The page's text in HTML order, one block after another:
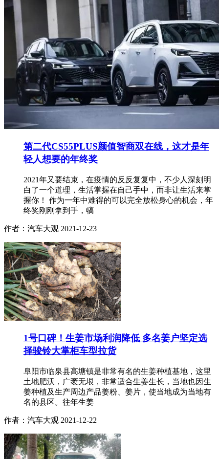
第二代CS55PLUS颜值智商双在线，这才是年
轻人想要的年终奖
2021年又要结束，在疫情的反反复复中，不少人深刻明
白了一个道理，生活掌握在自己手中，而非让生活来掌
握你！ 作为一年中难得的可以完全放松身心的机会，年
终奖刚刚拿到手，犒
作者：汽车大观 2021-12-23
1号口碑！生姜市场利润降低 多名姜户坚定选
择骏铃大掌柜车型拉货
阜阳市临泉县高塘镇是非常有名的生姜种植基地，这里
土地肥沃，广袤无垠，非常适合生姜生长，当地也因生
姜种植及生产周边产品姜粉、姜片，使当地成为当地有
名的县区。往年生姜
作者：汽车大观 2021-12-22